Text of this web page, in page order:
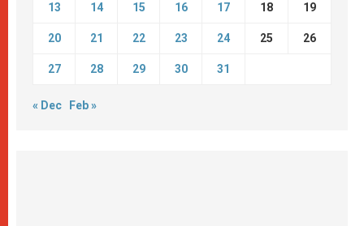
13 14 15 16 17 18 19
20 21 22 23 24 25 26
27 28 29 30 31
« Dec Feb »